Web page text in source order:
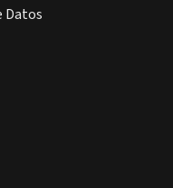
Datos